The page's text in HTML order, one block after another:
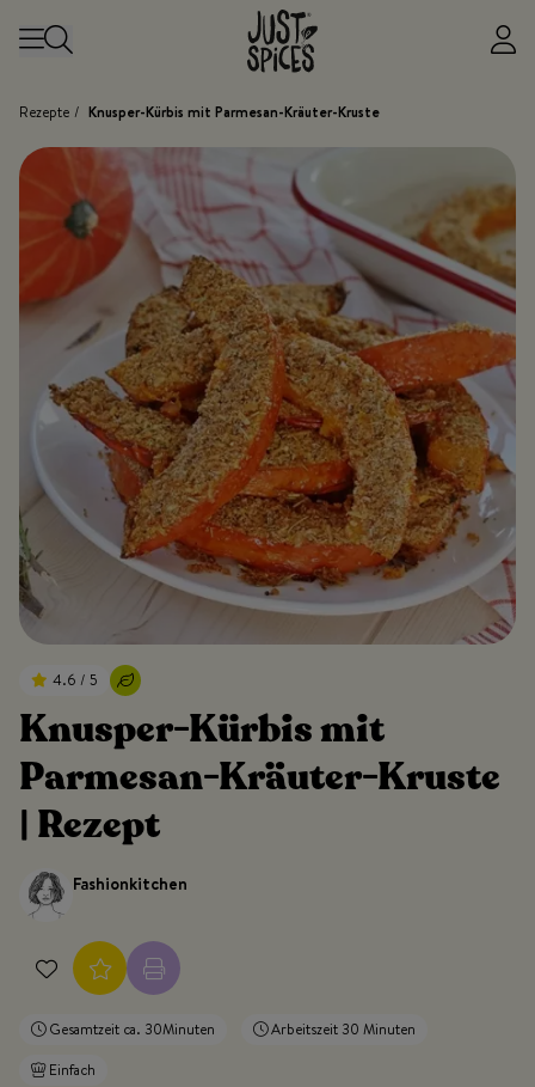
Rezepte / Knusper-Kürbis mit Parmesan-Kräuter-Kruste
4.6 / 5
Knusper-Kürbis mit
Parmesan-Kräuter-Kruste
| Rezept
Fashionkitchen
Gesamtzeit ca. 30Minuten
Arbeitszeit 30 Minuten
Einfach